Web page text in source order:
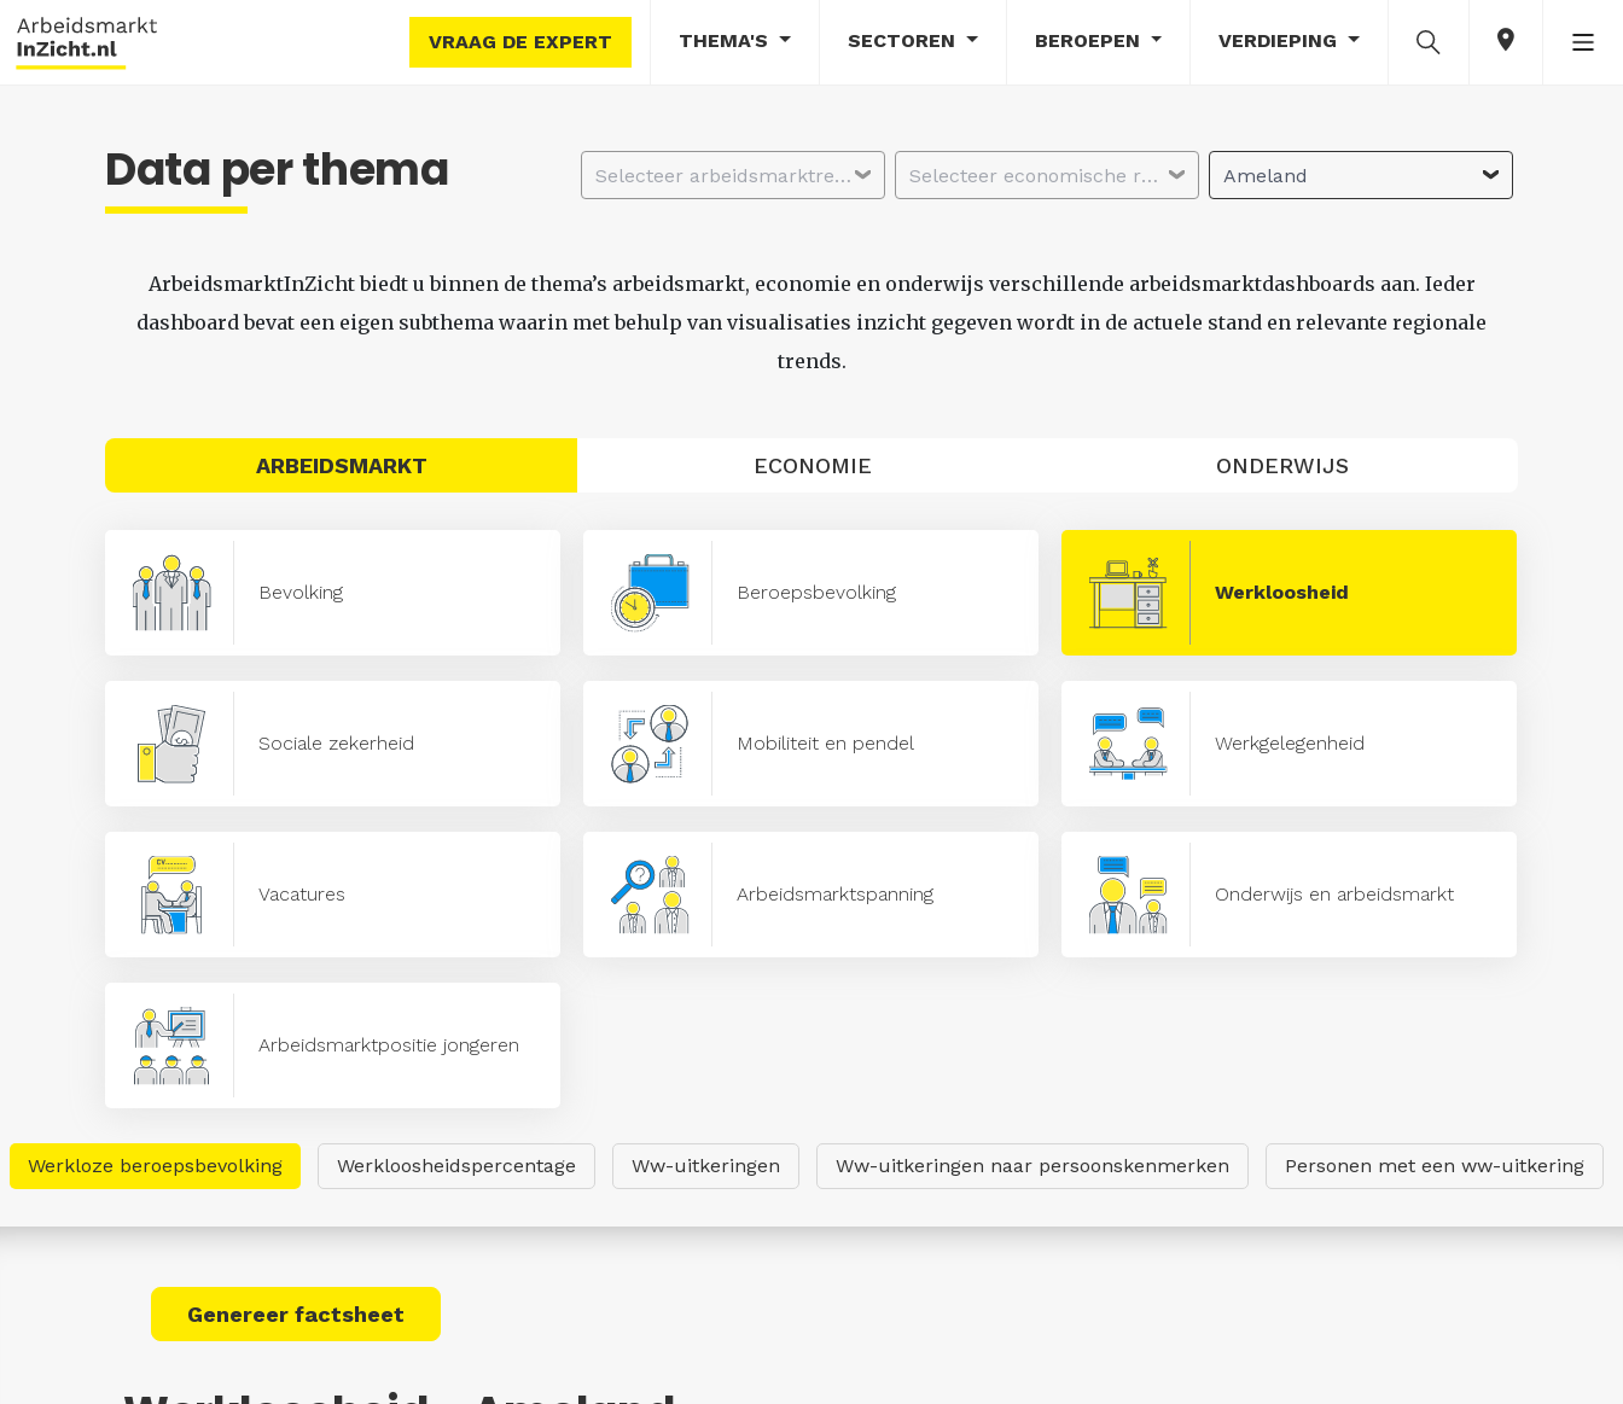
VRAAG DE EXPERT THEMA'S SECTOREN BEROEPEN VERDIEPING
Data per thema Selecteer arbeidsmarktregio Selecteer economische regio Ameland
ArbeidsmarktInZicht biedt u binnen de thema’s arbeidsmarkt, economie en onderwijs verschillende arbeidsmarktdashboards aan. Ieder
dashboard bevat een eigen subthema waarin met behulp van visualisaties inzicht gegeven wordt in de actuele stand en relevante regionale
trends.
ARBEIDSMARKT ECONOMIE ONDERWIJS
Bevolking Beroepsbevolking Werkloosheid
Sociale zekerheid Mobiliteit en pendel Werkgelegenheid
Vacatures Arbeidsmarktspanning Onderwijs en arbeidsmarkt
Arbeidsmarktpositie jongeren
Werkloze beroepsbevolking Werkloosheidspercentage Ww-uitkeringen Ww-uitkeringen naar persoonskenmerken Personen met een ww-uitkering
Genereer factsheet